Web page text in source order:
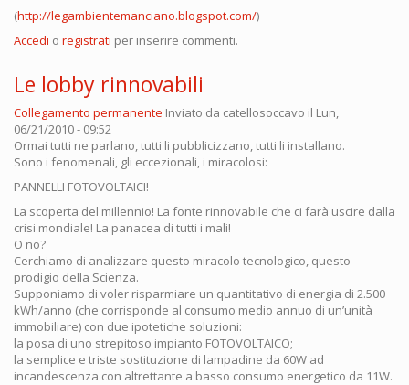
(http://legambientemanciano.blogspot.com/)
Accedi o registrati per inserire commenti.
Le lobby rinnovabili
Collegamento permanente Inviato da catellosoccavo il Lun,
06/21/2010 - 09:52
Ormai tutti ne parlano, tutti li pubblicizzano, tutti li installano.
Sono i fenomenali, gli eccezionali, i miracolosi:
PANNELLI FOTOVOLTAICI!
La scoperta del millennio! La fonte rinnovabile che ci farà uscire dalla
crisi mondiale! La panacea di tutti i mali!
O no?
Cerchiamo di analizzare questo miracolo tecnologico, questo
prodigio della Scienza.
Supponiamo di voler risparmiare un quantitativo di energia di 2.500
kWh/anno (che corrisponde al consumo medio annuo di un’unità
immobiliare) con due ipotetiche soluzioni:
la posa di uno strepitoso impianto FOTOVOLTAICO;
la semplice e triste sostituzione di lampadine da 60W ad
incandescenza con altrettante a basso consumo energetico da 11W.